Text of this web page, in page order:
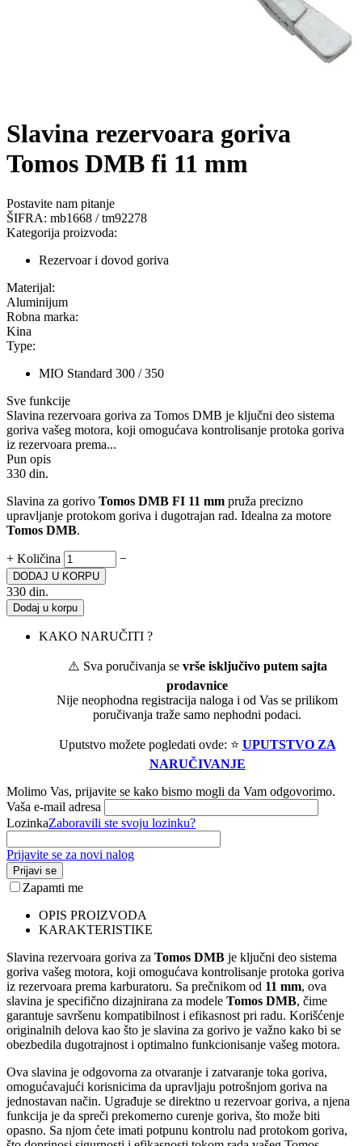
Slavina rezervoara goriva
Tomos DMB fi 11 mm
Postavite nam pitanje
ŠIFRA: mb1668 / tm92278
Kategorija proizvoda:
Rezervoar i dovod goriva
Materijal:
Aluminijum
Robna marka:
Kina
Type:
MIO Standard 300 / 350
Sve funkcije
Slavina rezervoara goriva za Tomos DMB je ključni deo sistema
goriva vašeg motora, koji omogućava kontrolisanje protoka goriva
iz rezervoara prema...
Pun opis
330 din.
Slavina za gorivo Tomos DMB FI 11 mm pruža precizno
upravljanje protokom goriva i dugotrajan rad. Idealna za motore
Tomos DMB.
+ Količina −
DODAJ U KORPU
330 din.
Dodaj u korpu
KAKO NARUČITI ?
⚠️ Sva poručivanja se vrše isključivo putem sajta
prodavnice
Nije neophodna registracija naloga i od Vas se prilikom
poručivanja traže samo nephodni podaci.
Uputstvo možete pogledati ovde: ⭐ UPUTSTVO ZA
NARUČIVANJE
Molimo Vas, prijavite se kako bismo mogli da Vam odgovorimo.
Vaša e-mail adresa
LozinkaZaboravili ste svoju lozinku?
Prijavite se za novi nalog
Prijavi se
Zapamti me
OPIS PROIZVODA
KARAKTERISTIKE
Slavina rezervoara goriva za Tomos DMB je ključni deo sistema
goriva vašeg motora, koji omogućava kontrolisanje protoka goriva
iz rezervoara prema karburatoru. Sa prečnikom od 11 mm, ova
slavina je specifično dizajnirana za modele Tomos DMB, čime
garantuje savršenu kompatibilnost i efikasnost pri radu. Korišćenje
originalnih delova kao što je slavina za gorivo je važno kako bi se
obezbedila dugotrajnost i optimalno funkcionisanje vašeg motora.
Ova slavina je odgovorna za otvaranje i zatvaranje toka goriva,
omogućavajući korisnicima da upravljaju potrošnjom goriva na
jednostavan način. Ugrađuje se direktno u rezervoar goriva, a njena
funkcija je da spreči prekomerno curenje goriva, što može biti
opasno. Sa njom ćete imati potpunu kontrolu nad protokom goriva,